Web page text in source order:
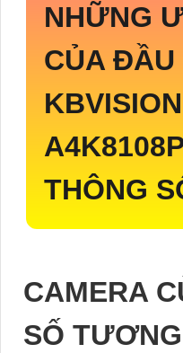
NHỮNG
CỦA ĐẦU
KBVISION
THÔNG
CAMERA
SỐ